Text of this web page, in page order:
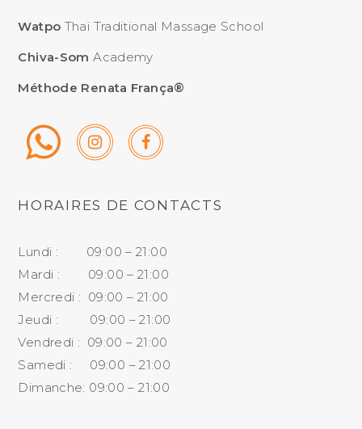
Watpo Thaï Traditional Massage School
Chiva-Som Academy
Méthode Renata França®
HORAIRES DE CONTACTS
Lundi : 09:00 – 21:00
Mardi : 09:00 – 21:00
Mercredi : 09:00 – 21:00
Jeudi : 09:00 – 21:00
Vendredi : 09:00 – 21:00
Samedi : 09:00 – 21:00
Dimanche: 09:00 – 21:00